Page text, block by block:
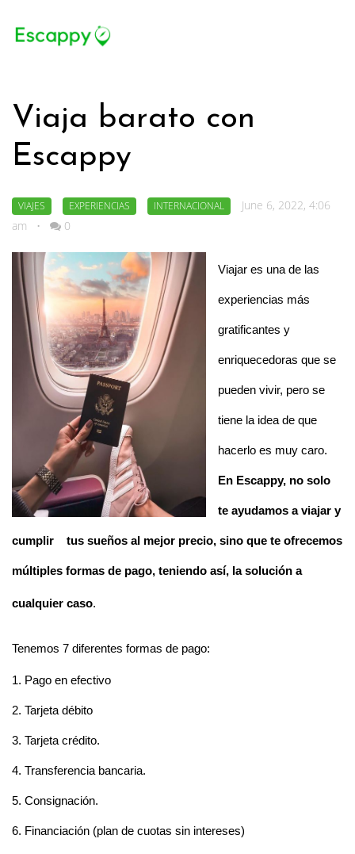
Viaja barato con
Escappy
VIAJES EXPERIENCIAS INTERNACIONAL
June 6, 2022, 4:06
am
• 0
Viajar es una de las
experiencias más
gratificantes y
enriquecedoras que se
pueden vivir, pero se
tiene la idea de que
En Escappy, no solo
te ayudamos a viajar y
cumplir tus sueños al mejor precio, sino que te ofrecemos
múltiples formas de pago, teniendo así, la solución a
cualquier caso.
Tenemos 7 diferentes formas de pago:
1. Pago en efectivo
2. Tarjeta débito
3. Tarjeta crédito.
4. Transferencia bancaria.
5. Consignación.
6. Financiación (plan de cuotas sin intereses)